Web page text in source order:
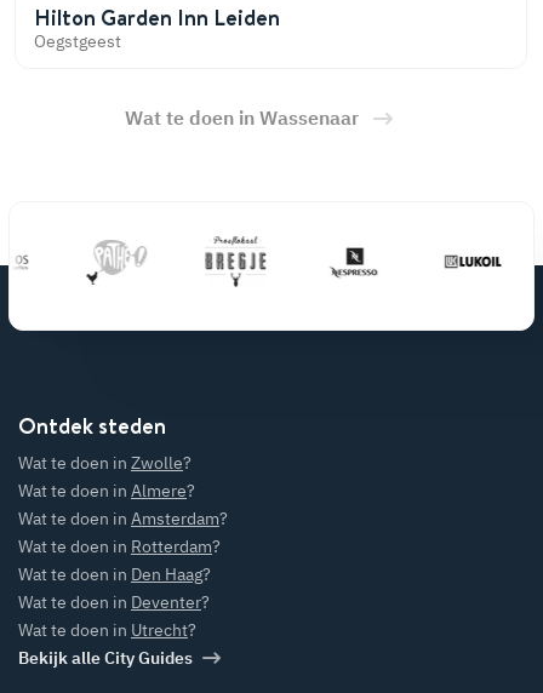
Hilton Garden Inn Leiden
Oegstgeest
Wat te doen in Wassenaar
Ontdek steden
Wat te doen in Zwolle?
Wat te doen in Almere?
Wat te doen in Amsterdam?
Wat te doen in Rotterdam?
Wat te doen in Den Haag?
Wat te doen in Deventer?
Wat te doen in Utrecht?
Bekijk alle City Guides